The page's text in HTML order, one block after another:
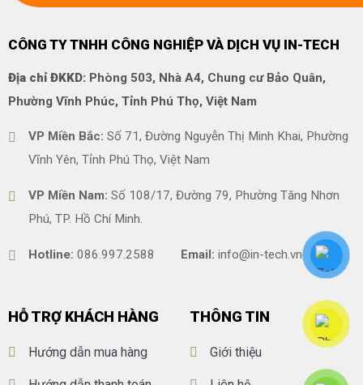
CÔNG TY TNHH CÔNG NGHIỆP VÀ DỊCH VỤ IN-TECH
Địa chỉ ĐKKD:Phòng 503, Nhà A4, Chung cư Bảo Quân,
Phường Vĩnh Phúc, Tỉnh Phú Thọ, Việt Nam
VP Miền Bắc: Số 71, Đường Nguyễn Thị Minh Khai, Phường
Vĩnh Yên, Tỉnh Phú Thọ, Việt Nam
VP Miền Nam: Số 108/17, Đường 79, Phường Tăng Nhơn
Phú, TP. Hồ Chí Minh.
Hotline: 086.997.2588 Email: info@in-tech.vn
HỖ TRỢ KHÁCH HÀNG
Hướng dẫn mua hàng
THÔNG TIN
Giới thiệu